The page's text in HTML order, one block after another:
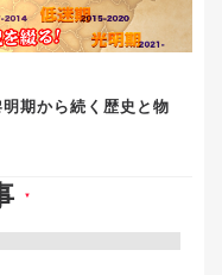
期から続く歴史と物
▼